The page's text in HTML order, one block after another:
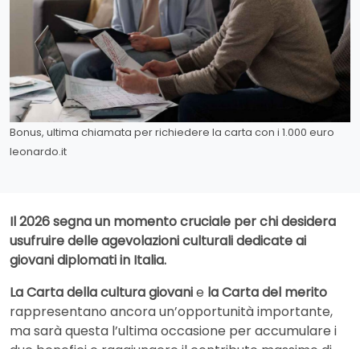
Bonus, ultima chiamata per richiedere la carta con i 1.000 euro
leonardo.it
Il 2026 segna un momento cruciale per chi desidera
usufruire delle agevolazioni culturali dedicate ai
giovani diplomati in Italia.
La Carta della cultura giovanie la Carta del merito
rappresentano ancora un’opportunità importante,
ma sarà questa l’ultima occasione per accumulare i